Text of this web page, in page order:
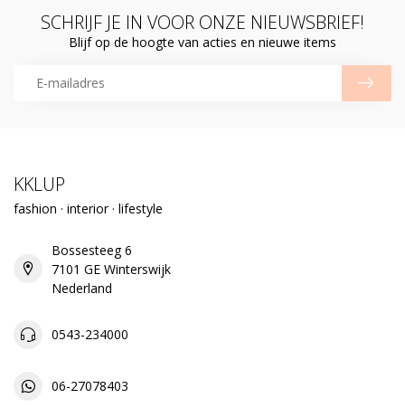
SCHRIJF JE IN VOOR ONZE NIEUWSBRIEF!
Blijf op de hoogte van acties en nieuwe items
KKLUP
fashion · interior · lifestyle
Bossesteeg 6
7101 GE Winterswijk
Nederland
0543-234000
06-27078403